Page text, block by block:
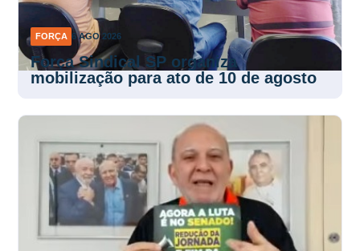
FORÇA 6 AGO 2026
Força Sindical SP organiza
mobilização para ato de 10 de agosto